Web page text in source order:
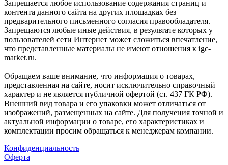
Запрещается любое использование содержания страниц и
контента данного сайта на других площадках без
предварительного письменного согласия правообладателя.
Запрещаются любые иные действия, в результате которых у
пользователей сети Интернет может сложиться впечатление,
что представленные материалы не имеют отношения к igc-
market.ru.
Обращаем ваше внимание, что информация о товарах,
представленная на сайте, носит исключительно справочный
характер и не является публичной офертой (ст. 437 ГК РФ).
Внешний вид товара и его упаковки может отличаться от
изображений, размещенных на сайте. Для получения точной и
актуальной информации о товаре, его характеристиках и
комплектации просим обращаться к менеджерам компании.
Конфиденциальность
Оферта